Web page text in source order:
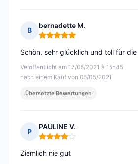
B
bernadette M.
Hinweis: 5 von 5
Veröffentlicht am 17/05/2021 à 15h45
nach einem Kauf von 06/05/2021
Schön, sehr glücklich und toll für
Übersetzte Bewertungen
P
PAULINE V.
Hinweis: 4 von 5
Ziemlich nie gut